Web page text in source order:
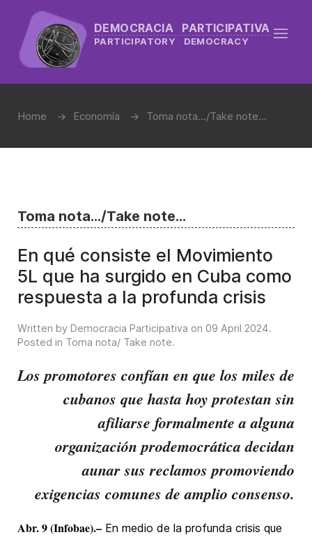
DEMOCRACIA PARTICIPATIVA
PARTICIPATORY DEMOCRACY
Home Economía Toma nota.../Take note...
Toma nota.../Take note...
En qué consiste el Movimiento
5L que ha surgido en Cuba como
respuesta a la profunda crisis
Written by Democracia Participativa on 09 April 2024.
Posted in Toma nota/ Take note.
Los promotores confían en que los miles de
cubanos que hasta hoy protestan sin
afiliarse formalmente a alguna
organización prodemocrática decidan
aunar sus reclamos promoviendo
exigencias comunes de amplio consenso.
Abr. 9 (Infobae).– En medio de la profunda crisis que